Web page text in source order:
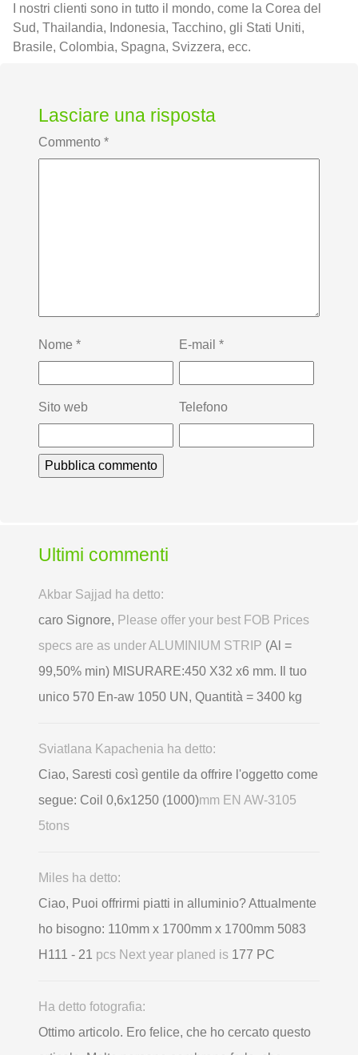
I nostri clienti sono in tutto il mondo, come la Corea del
Sud, Thailandia, Indonesia, Tacchino, gli Stati Uniti,
Brasile, Colombia, Spagna, Svizzera, ecc.
Lasciare una risposta
Commento *
Nome * E-mail *
Sito web Telefono
Ultimi commenti
Akbar Sajjad ha detto:
caro Signore, Please offer your best FOB Prices
specs are as under ALUMINIUM STRIP (Al =
99,50% min) MISURARE:450 X32 x6 mm. Il tuo
unico 570 En-aw 1050 UN, Quantità = 3400 kg
Sviatlana Kapachenia ha detto:
Ciao, Saresti così gentile da offrire l'oggetto come
segue: Coil 0,6х1250 (1000)mm EN AW-3105
5tons
Miles ha detto:
Ciao, Puoi offrirmi piatti in alluminio? Attualmente
ho bisogno: 110mm x 1700mm x 1700mm 5083
H111 - 21 pcs Next year planed is 177 PC
Ha detto fotografia:
Ottimo articolo. Ero felice, che ho cercato questo